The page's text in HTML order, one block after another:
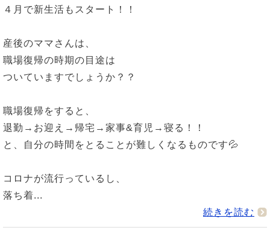
４月で新生活もスタート！！
産後のママさんは、
職場復帰の時期の目途は
ついていますでしょうか？？
職場復帰をすると、
退勤→お迎え→帰宅→家事&育児→寝る！！
と、自分の時間をとることが難しくなるものです💦
コロナが流行っているし、
落ち着...
続きを読む